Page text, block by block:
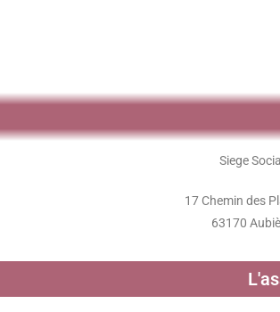
Siege
17 Chemin des
63170